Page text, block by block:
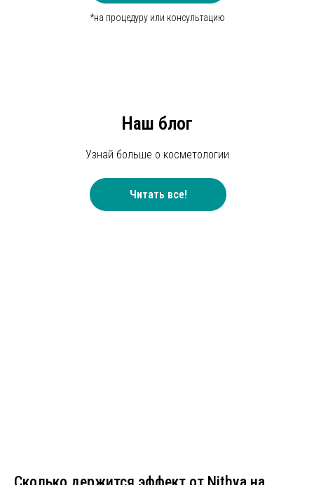
*на процедуру или консультацию
Наш блог
Узнай больше о косметологии
Читать все!